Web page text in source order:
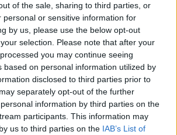
of the sale, sharing to third parties, or
personal or sensitive information for
by us, please use the below opt-out
selection. Please note that after your
you may continue seeing
based on personal information utilized by
disclosed to third parties prior to
separately opt-out of the further
information by third parties on the
participants. This information may
us to third parties on the IAB’s List of
SOCIAL
Iuliu Maniu. Un bărbat din
fost reținut după trei incendii